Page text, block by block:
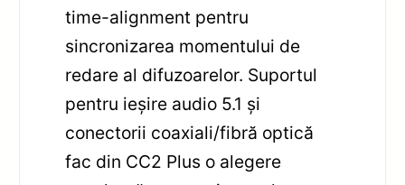
time-alignment pentru
sincronizarea momentului de
redare al difuzoarelor. Suportul
pentru ieșire audio 5.1 și
conectorii coaxiali/fibră optică
fac din CC2 Plus o alegere